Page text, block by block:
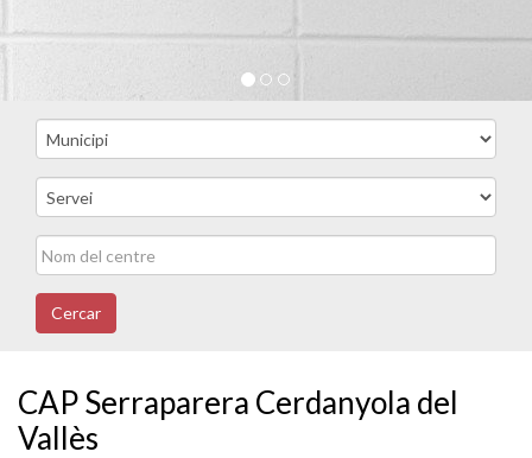
Cercar
CAP Serraparera Cerdanyola del
Vallès